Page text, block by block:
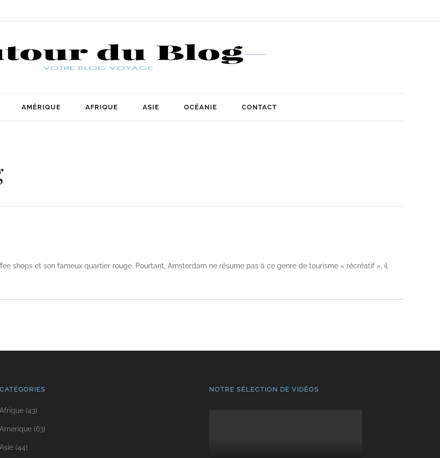
AMÉRIQUE AFRIQUE ASIE OCÉANIE CONTACT
shops et son fameux quartier rouge. Pourtant, Amsterdam ne résume pas à ce genre de tourisme « récréatif », il
CATÉGORIES
Afrique(43)
Amérique(63)
Asie(44)
NOTRE SÉLECTION DE VIDÉOS